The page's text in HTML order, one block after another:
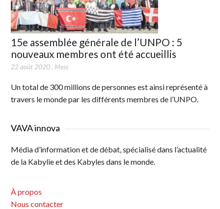
15e assemblée générale de l’UNPO : 5
nouveaux membres ont été accueillis
22 août 2020, Mess
Un total de 300 millions de personnes est ainsi représenté à
travers le monde par les différents membres de l’UNPO.
VAVA innova
Média d’information et de débat, spécialisé dans l’actualité
de la Kabylie et des Kabyles dans le monde.
À propos
Nous contacter